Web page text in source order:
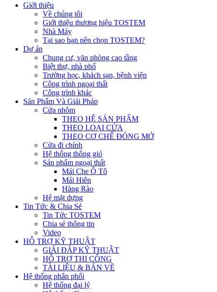
Giới thiệu
Về chúng tôi
Giới thiệu thương hiệu TOSTEM
Nhà Máy
Tại sao bạn nên chọn TOSTEM?
Dự án
Chung cư, văn phòng cao tầng
Biệt thự, nhà phố
Trường học, khách sạn, bệnh viện
Công trình ngoại thất
Công trình khác
Sản Phẩm Và Giải Pháp
Cửa nhôm
THEO HỆ SẢN PHẨM
THEO LOẠI CỬA
THEO CƠ CHẾ ĐÓNG MỞ
Cửa đi chính
Hệ thống thông gió
Sản phẩm ngoại thất
Mái Che Ô Tô
Mái Hiên
Hàng Rào
Hệ mặt dựng
Tin Tức & Chia Sẻ
Tin Tức TOSTEM
Chia sẻ thông tin
Video
HỖ TRỢ KỸ THUẬT
GIẢI ĐÁP KỸ THUẬT
HỖ TRỢ THI CÔNG
TÀI LIỆU & BẢN VẼ
Hệ thống phân phối
Hệ thống đại lý